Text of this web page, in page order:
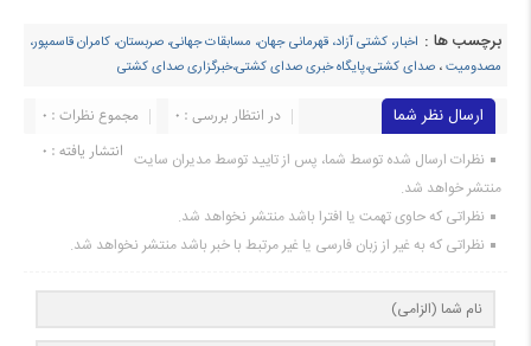
برچسب ها : اخبار، کشتی آزاد، قهرمانی جهان، مسابقات جهانی، صربستان، کامران قاسمپور،
مصدومیت، صدای کشتی،پایگاه خبری صدای کشتی،خبرگزاری صدای کشتی
ارسال نظر شما مجموع نظرات : 0
در انتظار بررسی : 0
انتشار یافته : ۰ نظرات ارسال شده توسط شما، پس از تایید توسط مدیران سایت
منتشر خواهد شد.
نظراتی که حاوی تهمت یا افترا باشد منتشر نخواهد شد.
نظراتی که به غیر از زبان فارسی یا غیر مرتبط با خبر باشد منتشر نخواهد شد.